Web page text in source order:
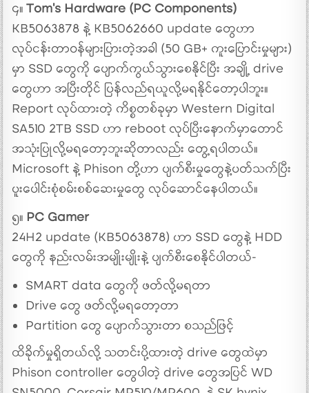
၄။Tom’s Hardware (PC Components)
KB5063878 နဲ့ KB5062660 update တွေဟာ
လုပ်ငန်းတာဝန်များပြားတဲ့အခါ (50 GB+ ကူးပြောင်းမှုများ)
မှာ SSD တွေကို ပျောက်ကွယ်သွားစေနိုင်ပြီး အချို့ drive
တွေဟာ အပြီးတိုင် ပြန်လည်ရယူလို့မရနိုင်တော့ပါဘူး။
Report လုပ်ထားတဲ့ ကိစ္စတစ်ခုမှာ Western Digital
SA510 2TB SSD ဟာ reboot လုပ်ပြီးနောက်မှာတောင်
အသုံးပြုလို့မရတော့ဘူးဆိုတာလည်း တွေ့ရပါတယ်။
Microsoft နဲ့ Phison တို့ဟာ ပျက်စီးမှုတွေနဲ့ပတ်သက်ပြီး
ပူးပေါင်းစုံစမ်းစစ်ဆေးမှုတွေ လုပ်ဆောင်နေပါတယ်။
၅။ PC Gamer
24H2 update (KB5063878) ဟာ SSD တွေနဲ့ HDD
တွေကို နည်းလမ်းအမျိုးမျိုးနဲ့ ပျက်စီးစေနိုင်ပါတယ်-
SMART data တွေကို ဖတ်လို့မရတာ
Drive တွေ ဖတ်လို့မရတော့တာ
Partition တွေ ပျောက်သွားတာ စသည်ဖြင့်
ထိခိုက်မှုရှိတယ်လို့ သတင်းပို့ထားတဲ့ drive တွေထဲမှာ
Phison controller တွေပါတဲ့ drive တွေအပြင် WD